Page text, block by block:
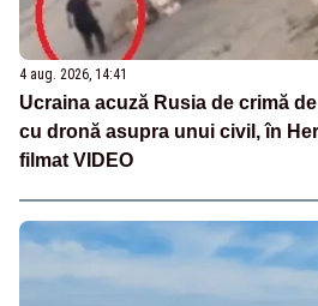
4 aug. 2026, 14:41
Ucraina acuză Rusia de crimă
cu dronă asupra unui civil, în
filmat VIDEO